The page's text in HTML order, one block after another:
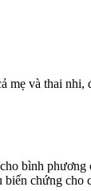
và thai
bình
chứng cho